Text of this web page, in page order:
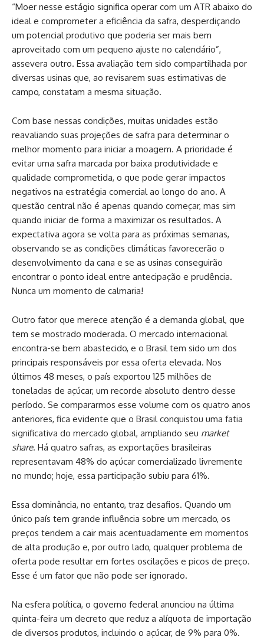
“Moer nesse estágio significa operar com um ATR abaixo do
ideal e comprometer a eficiência da safra, desperdiçando
um potencial produtivo que poderia ser mais bem
aproveitado com um pequeno ajuste no calendário”,
assevera outro. Essa avaliação tem sido compartilhada por
diversas usinas que, ao revisarem suas estimativas de
campo, constatam a mesma situação.
Com base nessas condições, muitas unidades estão
reavaliando suas projeções de safra para determinar o
melhor momento para iniciar a moagem. A prioridade é
evitar uma safra marcada por baixa produtividade e
qualidade comprometida, o que pode gerar impactos
negativos na estratégia comercial ao longo do ano. A
questão central não é apenas quando começar, mas sim
quando iniciar de forma a maximizar os resultados. A
expectativa agora se volta para as próximas semanas,
observando se as condições climáticas favorecerão o
desenvolvimento da cana e se as usinas conseguirão
encontrar o ponto ideal entre antecipação e prudência.
Nunca um momento de calmaria!
Outro fator que merece atenção é a demanda global, que
tem se mostrado moderada. O mercado internacional
encontra-se bem abastecido, e o Brasil tem sido um dos
principais responsáveis por essa oferta elevada. Nos
últimos 48 meses, o país exportou 125 milhões de
toneladas de açúcar, um recorde absoluto dentro desse
período. Se compararmos esse volume com os quatro anos
anteriores, fica evidente que o Brasil conquistou uma fatia
significativa do mercado global, ampliando seu market
share. Há quatro safras, as exportações brasileiras
representavam 48% do açúcar comercializado livremente
no mundo; hoje, essa participação subiu para 61%.
Essa dominância, no entanto, traz desafios. Quando um
único país tem grande influência sobre um mercado, os
preços tendem a cair mais acentuadamente em momentos
de alta produção e, por outro lado, qualquer problema de
oferta pode resultar em fortes oscilações e picos de preço.
Esse é um fator que não pode ser ignorado.
Na esfera política, o governo federal anunciou na última
quinta-feira um decreto que reduz a alíquota de importação
de diversos produtos, incluindo o açúcar, de 9% para 0%.